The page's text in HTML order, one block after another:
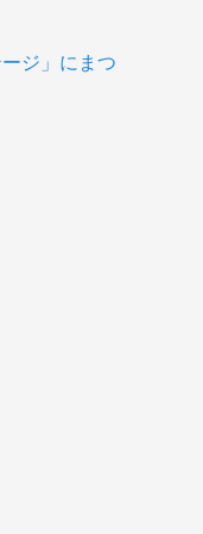
ジ」にまつ